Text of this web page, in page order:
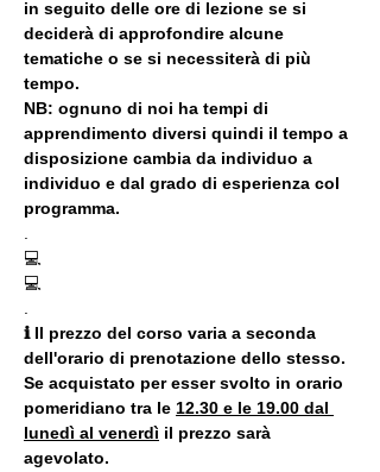
in seguito delle ore di lezione se si
deciderà di approfondire alcune
tematiche o se si necessiterà di più
tempo.
NB: ognuno di noi ha tempi di
apprendimento diversi quindi il tempo a
disposizione cambia da individuo a
individuo e dal grado di esperienza col
programma.
💻
💻
ℹ Il prezzo del corso varia a seconda
dell'orario di prenotazione dello stesso.
Se acquistato per esser svolto in orario
pomeridiano tra le 12.30 e le 19.00 dal
lunedì al venerdì il prezzo sarà
agevolato.